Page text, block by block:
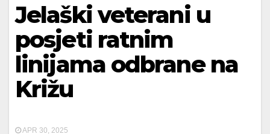
Jelaški veterani u
posjeti ratnim
linijama odbrane na
Križu
APR 30, 2025